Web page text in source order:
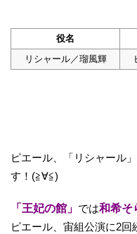
役名
リシャール／瑠風輝
ピエール、「リシャール
す！(≧∀≦)
「王妃の館」 では和希そ
ピエール、宙組公演に2